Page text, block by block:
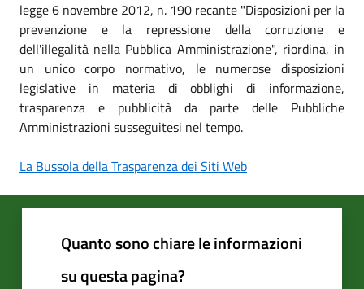
legge 6 novembre 2012, n. 190 recante "Disposizioni per la
prevenzione e la repressione della corruzione e
dell'illegalità nella Pubblica Amministrazione", riordina, in
un unico corpo normativo, le numerose disposizioni
legislative in materia di obblighi di informazione,
trasparenza e pubblicità da parte delle Pubbliche
Amministrazioni susseguitesi nel tempo.
La Bussola della Trasparenza dei Siti Web
Quanto sono chiare le informazioni
su questa pagina?